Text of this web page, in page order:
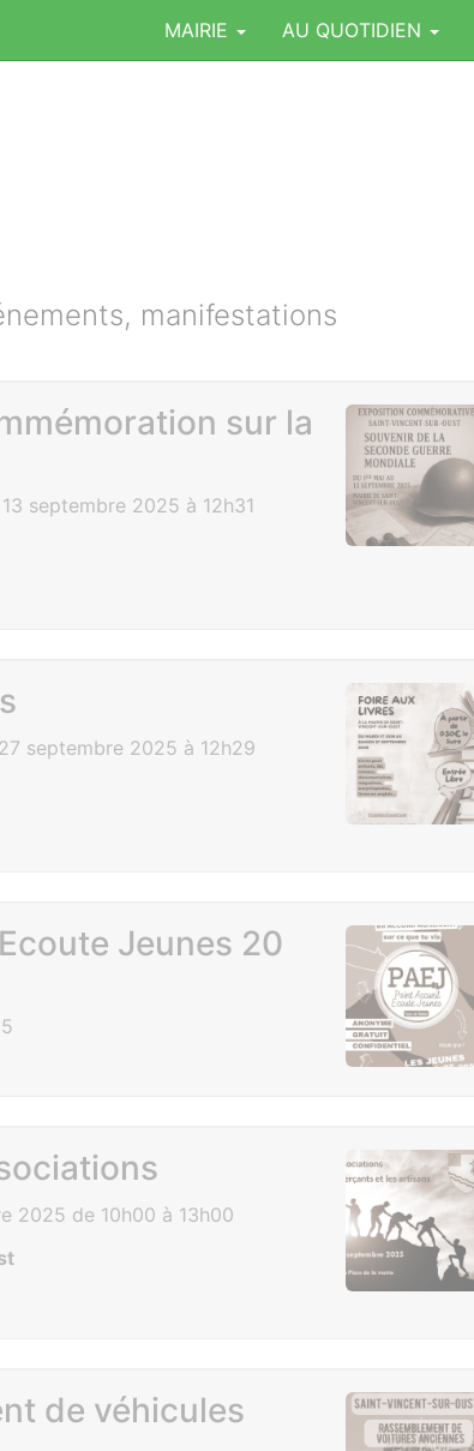
MAIRIE AU QUOTIDIEN
manifestations
sur la
septembre 2025 à 12h31
septembre 2025 à 12h29
Jeunes 20
2025 de 10h00 à 13h00
de véhicules